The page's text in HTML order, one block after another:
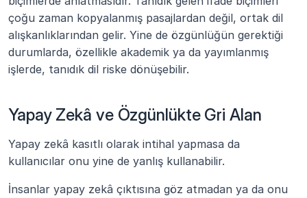
çoğu zaman kopyalanmış pasajlardan değil, ortak dil
alışkanlıklarından gelir. Yine de özgünlüğün gerektiği
durumlarda, özellikle akademik ya da yayımlanmış
işlerde, tanıdık dil riske dönüşebilir.
Yapay Zekâ ve Özgünlükte Gri Alan
Yapay zekâ kasıtlı olarak intihal yapmasa da
kullanıcılar onu yine de yanlış kullanabilir.
İnsanlar yapay zekâ çıktısına göz atmadan ya da onu